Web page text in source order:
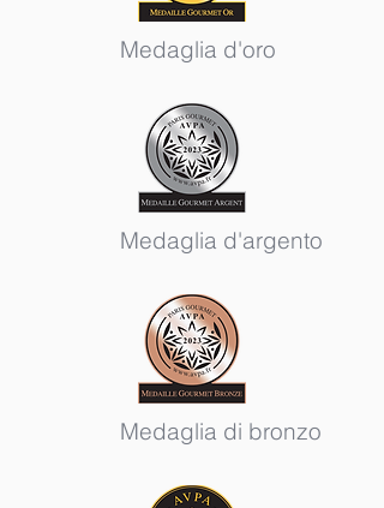
Medaglia d'oro
Medaglia d'argento
Medaglia di bronzo